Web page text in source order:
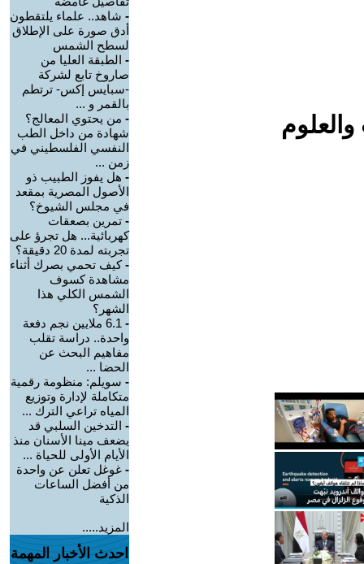
- شاهد.. علماء يلتقطون
أدق صورة على الإطلاق
لسطح الشمس
- الطبقة العليا من
صاروخ تابع لشركة
-سبايس إكس- ترتطم
بالقمر و ...
- من يحتوي المعالج؟
شهادة من داخل الطب
النفسي الفلسطيني في
زمن ...
- هل يفوز الطبيب ذو
الأصول المصرية بمقعد
في مجلس الشيوخ؟
- تمرين بصعقات
كهربائية... هل تجرؤ على
تجربته لمدة 20 دقيقة؟
-كيف تحمي بصرك أثناء
مشاهدة كسوف
الشمس الكلي هذا
الشهر؟
-
6.1 ملايين نجم دفعة
واحدة.. دراسة تقلب
مفاهيم البحث عن
الحضا ...
- سويلم: منظومة رقمية
متكاملة لإدارة وتوزيع
المياه تراعي الترك ...
- التدخين السلبي قد
يضعف مينا الأسنان منذ
الأيام الأولى للحياة ...
- غوغل تعلن عن واحدة
من أفضل الساعات
الذكية
المزيد.....
احدث الأخبار المهمة